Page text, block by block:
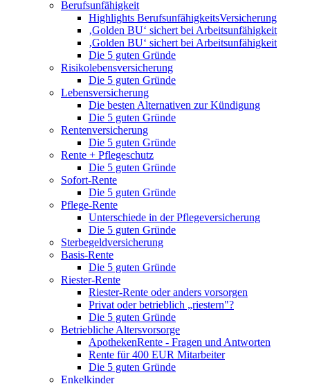
Berufsunfähigkeit
Highlights BerufsunfähigkeitsVersicherung
‚Golden BU‘ sichert bei Arbeitsunfähigkeit
‚Golden BU‘ sichert bei Arbeitsunfähigkeit
Die 5 guten Gründe
Risikolebensversicherung
Die 5 guten Gründe
Lebensversicherung
Die besten Alternativen zur Kündigung
Die 5 guten Gründe
Rentenversicherung
Die 5 guten Gründe
Rente + Pflegeschutz
Die 5 guten Gründe
Sofort-Rente
Die 5 guten Gründe
Pflege-Rente
Unterschiede in der Pflegeversicherung
Die 5 guten Gründe
Sterbegeldversicherung
Basis-Rente
Die 5 guten Gründe
Riester-Rente
Riester-Rente oder anders vorsorgen
Privat oder betrieblich „riestern"?
Die 5 guten Gründe
Betriebliche Altersvorsorge
ApothekenRente - Fragen und Antworten
Rente für 400 EUR Mitarbeiter
Die 5 guten Gründe
Enkelkinder